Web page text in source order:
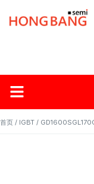
首页 / IGBT /